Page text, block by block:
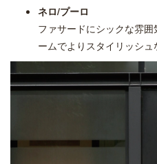
ネロ/プーロ
ファサードにシックな雰
ームでよりスタイリッシュ